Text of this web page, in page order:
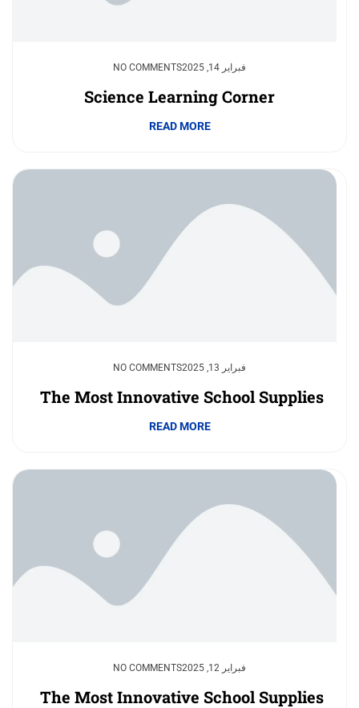
فبراير 14, 2025 NO COMMENTS
Science Learning Corner
READ MORE
فبراير 13, 2025 NO COMMENTS
The Most Innovative School Supplies
READ MORE
فبراير 12, 2025 NO COMMENTS
The Most Innovative School Supplies